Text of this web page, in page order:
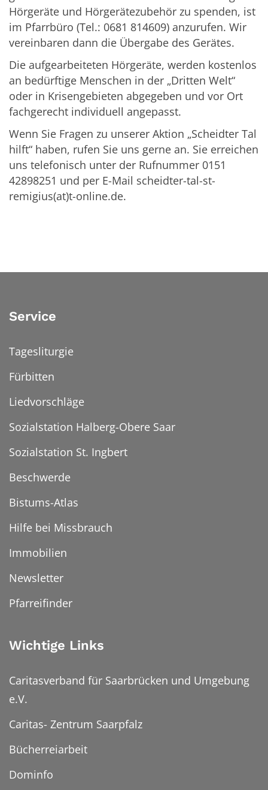
Hörgeräte und Hörgerätezubehör zu spenden, ist
im Pfarrbüro (Tel.: 0681 814609) anzurufen. Wir
vereinbaren dann die Übergabe des Gerätes.
Die aufgearbeiteten Hörgeräte, werden kostenlos
an bedürftige Menschen in der „Dritten Welt“
oder in Krisengebieten abgegeben und vor Ort
fachgerecht individuell angepasst.
Wenn Sie Fragen zu unserer Aktion „Scheidter Tal
hilft“ haben, rufen Sie uns gerne an. Sie erreichen
uns telefonisch unter der Rufnummer 0151
42898251 und per E-Mail scheidter-tal-st-
remigius(at)t-online.de.
Service
Tagesliturgie
Fürbitten
Liedvorschläge
Sozialstation Halberg-Obere Saar
Sozialstation St. Ingbert
Beschwerde
Bistums-Atlas
Hilfe bei Missbrauch
Immobilien
Newsletter
Pfarreifinder
Wichtige Links
Caritasverband für Saarbrücken und Umgebung
e.V.
Caritas- Zentrum Saarpfalz
Bücherreiarbeit
Dominfo